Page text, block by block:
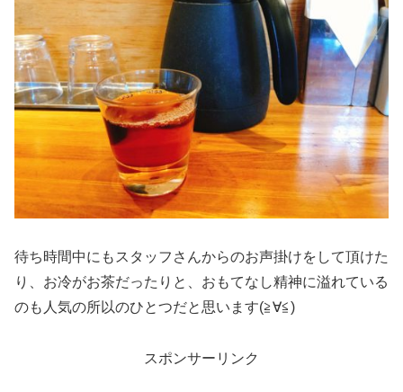
待ち時間中にもスタッフさんからのお声掛けをして頂けた
り、お冷がお茶だったりと、おもてなし精神に溢れている
のも人気の所以のひとつだと思います(≧∀≦)
スポンサーリンク